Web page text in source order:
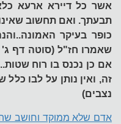
אשר כל דיירא ארעא
תבעתך. ואם תחשוב
כופר בעיקר
שאמרו חז"ל (סוטה דף
אם כן נכנס בו רוח
זה, ואין נותן על לבו
נצבים)
אדם שלא ממוקד וחושב